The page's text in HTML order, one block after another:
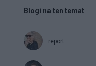
Blogi na ten temat
report